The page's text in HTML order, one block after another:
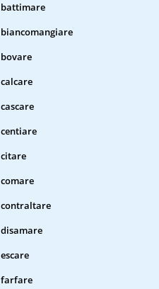
battimare
biancomangiare
bovare
calcare
cascare
centiare
citare
comare
contraltare
disamare
escare
farfare